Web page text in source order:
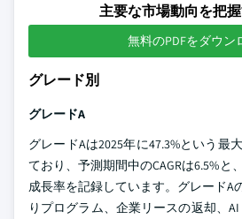
主要な市場動向を把
無料のPDFをダウン
グレード別
グレードA
グレードAは2025年に47.3%という最
ており、予測期間中のCAGRは6.5%と
成長率を記録しています。グレードA
りプログラム、企業リースの返却、